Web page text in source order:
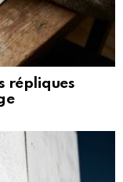
répliques